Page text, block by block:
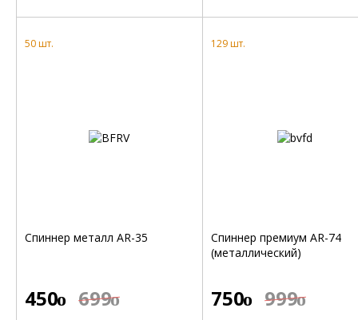
50 шт.
Спиннер металл AR-35
450
o 699o
129 шт.
Спиннер премиум AR-74
(металлический)
750
o 999o